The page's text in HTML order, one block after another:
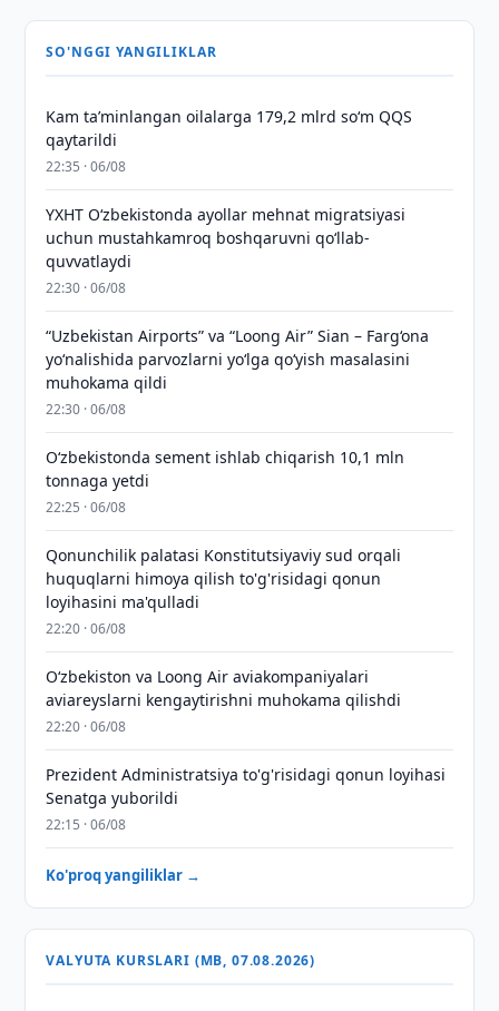
SO'NGGI YANGILIKLAR
Kam taʼminlangan oilalarga 179,2 mlrd so‘m QQS
qaytarildi
22:35 · 06/08
YXHT O‘zbekistonda ayollar mehnat migratsiyasi
uchun mustahkamroq boshqaruvni qo‘llab-
quvvatlaydi
22:30 · 06/08
“Uzbekistan Airports” va “Loong Air” Sian – Farg‘ona
yo‘nalishida parvozlarni yo‘lga qo‘yish masalasini
muhokama qildi
22:30 · 06/08
O‘zbekistonda sement ishlab chiqarish 10,1 mln
tonnaga yetdi
22:25 · 06/08
Qonunchilik palatasi Konstitutsiyaviy sud orqali
huquqlarni himoya qilish to'g'risidagi qonun
loyihasini ma'qulladi
22:20 · 06/08
Oʻzbekiston va Loong Air aviakompaniyalari
aviareyslarni kengaytirishni muhokama qilishdi
22:20 · 06/08
Prezident Administratsiya to'g'risidagi qonun loyihasi
Senatga yuborildi
22:15 · 06/08
Ko'proq yangiliklar →
VALYUTA KURSLARI (MB, 07.08.2026)